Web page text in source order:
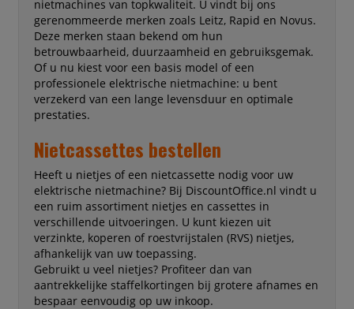
nietmachines van topkwaliteit. U vindt bij ons
gerenommeerde merken zoals Leitz, Rapid en Novus.
Deze merken staan bekend om hun
betrouwbaarheid, duurzaamheid en gebruiksgemak.
Of u nu kiest voor een basis model of een
professionele elektrische nietmachine: u bent
verzekerd van een lange levensduur en optimale
prestaties.
Nietcassettes bestellen
Heeft u nietjes of een nietcassette nodig voor uw
elektrische nietmachine? Bij DiscountOffice.nl vindt u
een ruim assortiment nietjes en cassettes in
verschillende uitvoeringen. U kunt kiezen uit
verzinkte, koperen of roestvrijstalen (RVS) nietjes,
afhankelijk van uw toepassing.
Gebruikt u veel nietjes? Profiteer dan van
aantrekkelijke staffelkortingen bij grotere afnames en
bespaar eenvoudig op uw inkoop.